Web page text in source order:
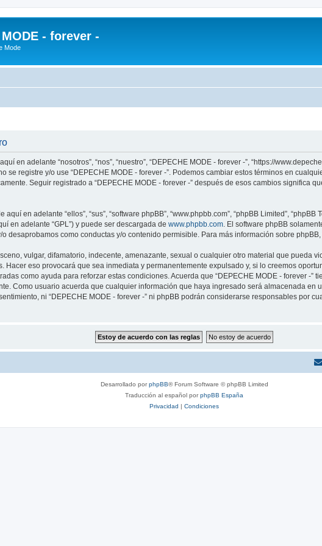
MODE - forever -
Mode
en adelante “nosotros”, “nos”, “nuestro”, “DEPECHE MODE - forever -”, “https://
se registre y/o use “DEPECHE MODE - forever -”. Podemos cambiar estos términos en
Seguir registrado a “DEPECHE MODE - forever -” después de esos cambios significa
en adelante “ellos”, “sus”, “software phpBB”, “www.phpbb.com”, “phpBB Limited”,
en adelante “GPL”) y puede ser descargada de www.phpbb.com. El software phpBB
desaprobamos como conductas y/o contenido permisible. Para más información sobre
vulgar, difamatorio, indecente, amenazante, sexual o cualquier otro material que pueda
Hacer eso provocará que sea inmediata y permanentemente expulsado y, si lo creemos
como ayuda para reforzar estas condiciones. Acuerda que “DEPECHE MODE - forever -”
Como usuario acuerda que cualquier información que haya ingresado será almacenada en
ni “DEPECHE MODE - forever -” ni phpBB podrán considerarse responsables por
Desarrollado porphpBB® Forum Software © phpBB Limited
Traducción al español porphpBB España
Privacidad | Condiciones